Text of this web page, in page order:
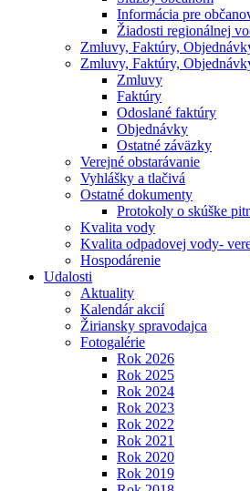
Informácia pre
Žiadosti regionálnej
Zmluvy, Faktúry,
Zmluvy, Faktúry,
Zmluvy
Faktúry
Odoslané faktúry
Objednávky
Ostatné záväzky
Verejné obstarávanie
Vyhlášky a tlačivá
Ostatné dokumenty
Protokoly o skúške
Kvalita vody
Kvalita odpadovej vody-
Hospodárenie
Udalosti
Aktuality
Kalendár akcií
Žiriansky spravodajca
Fotogalérie
Rok 2026
Rok 2025
Rok 2024
Rok 2023
Rok 2022
Rok 2021
Rok 2020
Rok 2019